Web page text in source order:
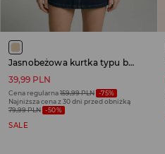
Jasnobeżowa kurtka typu barn jacket ze brązowym kołnierzem
39,99 PLN
Cena regularna159,99 PLN -75%
Najniższa cena z 30 dni przed obniżką
79,99 PLN -50%
SALE